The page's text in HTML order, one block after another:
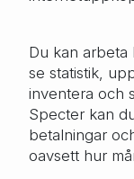
Du kan
se statistik,
inventera och
Specter kan
betalningar
oavsett hur